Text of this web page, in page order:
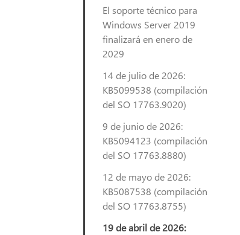
El soporte técnico para
Windows Server 2019
finalizará en enero de
2029
14 de julio de 2026:
KB5099538 (compilación
del SO 17763.9020)
9 de junio de 2026:
KB5094123 (compilación
del SO 17763.8880)
12 de mayo de 2026:
KB5087538 (compilación
del SO 17763.8755)
19 de abril de 2026: